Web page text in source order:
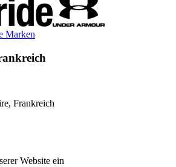
Marken
Frankreich
Website ein